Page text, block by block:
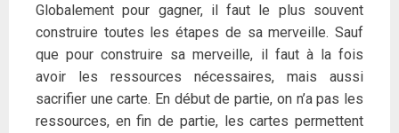
Globalement pour gagner, il faut le plus souvent
construire toutes les étapes de sa merveille. Sauf
que pour construire sa merveille, il faut à la fois
avoir les ressources nécessaires, mais aussi
sacrifier une carte. En début de partie, on n’a pas les
ressources, en fin de partie, les cartes permettent